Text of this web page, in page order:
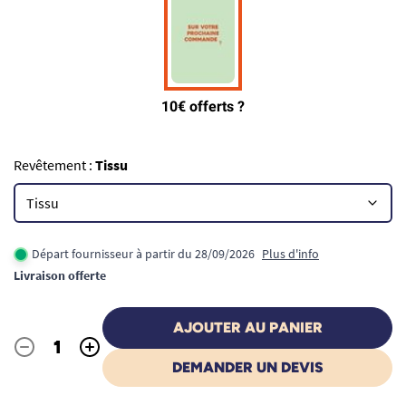
Revêtement : Tissu
Départ fournisseur à partir du 28/09/2026 Plus d'info
Livraison offerte
Quantité
- +
AJOUTER AU PANIER
DEMANDER UN DEVIS